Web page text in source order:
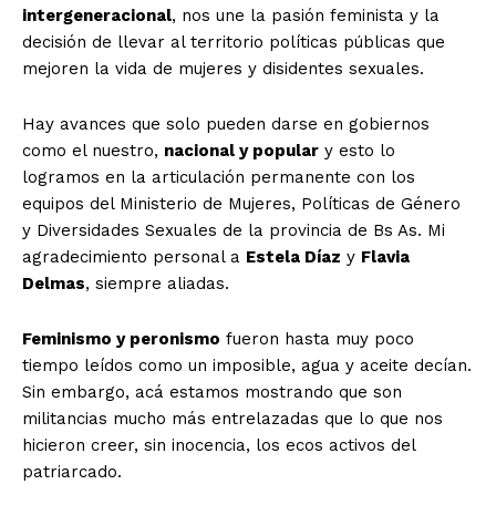
intergeneracional, nos une la pasión feminista y la
decisión de llevar al territorio políticas públicas que
mejoren la vida de mujeres y disidentes sexuales.
Hay avances que solo pueden darse en gobiernos
como el nuestro, nacional y popular y esto lo
logramos en la articulación permanente con los
equipos del Ministerio de Mujeres, Políticas de Género
y Diversidades Sexuales de la provincia de Bs As. Mi
agradecimiento personal a Estela Díaz y Flavia
Delmas, siempre aliadas.
Feminismo y peronismo fueron hasta muy poco
tiempo leídos como un imposible, agua y aceite decían.
Sin embargo, acá estamos mostrando que son
militancias mucho más entrelazadas que lo que nos
hicieron creer, sin inocencia, los ecos activos del
patriarcado.